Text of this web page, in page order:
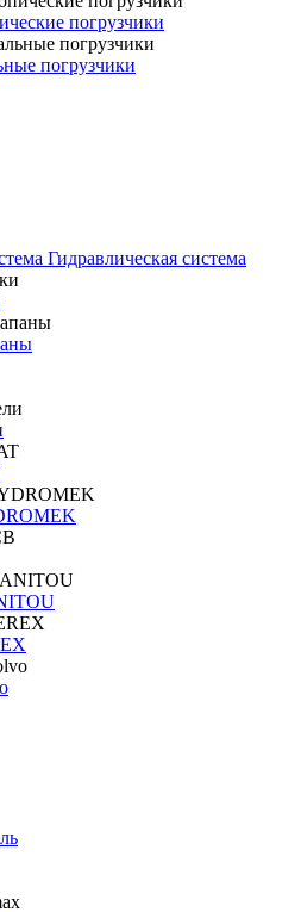
погрузчики
погрузчики
Гидравлическая система